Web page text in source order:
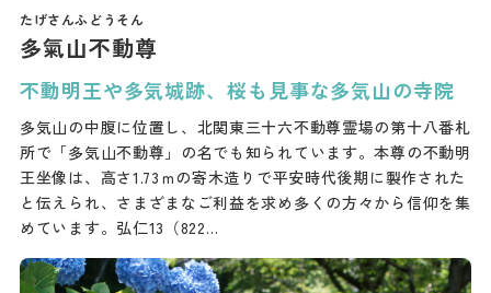
多氣山不動尊
不動明王や多気城跡、桜も見事な多気山の寺院
多気山の中腹に位置し、北関東三十六不動尊霊場の第十八番札
所で「多気山不動尊」の名でも知られています。本尊の不動明
王坐像は、高さ1.73ｍの寄木造りで平安時代後期に製作された
と伝えられ、さまざまなご利益を求め多くの方々から信仰を集
めています。弘仁13（822…